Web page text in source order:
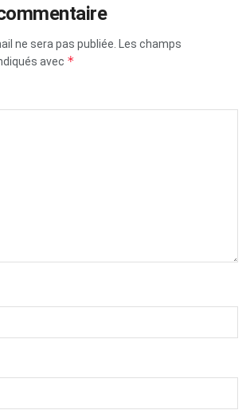
ne sera pas publiée. Les champs
avec *